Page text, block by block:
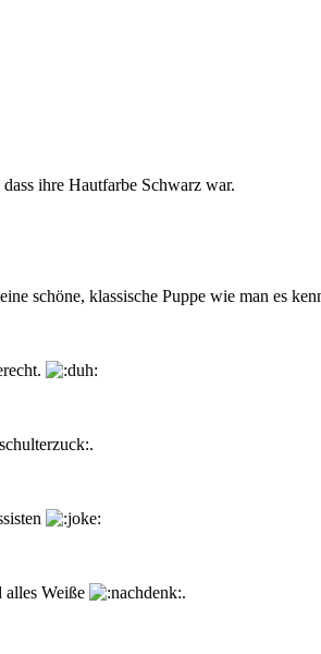
ihre Hautfarbe Schwarz war.
schöne, klassische Puppe wie man es
.
Weiße .